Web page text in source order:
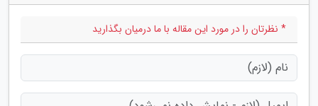
* نظرتان را در مورد این مقاله با ما درمیان بگذارید